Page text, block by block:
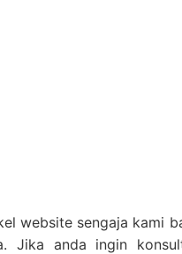
website sengaja kami
Jika anda ingin